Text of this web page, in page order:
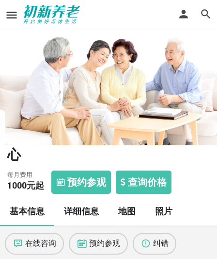
延庆县大庄科乡社会福利服务中
心
每月费用
1000元起 预约参观 查询价格
基本信息 详细信息 地图 照片
在线咨询 预约参观 纠错